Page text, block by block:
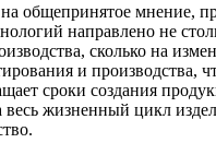
общепринятое мнение,
направлено не
сколько на
и производства,
сроки создания
весь жизненный цикл